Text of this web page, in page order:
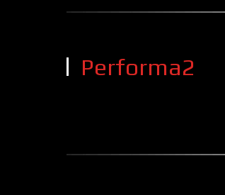
Performa2